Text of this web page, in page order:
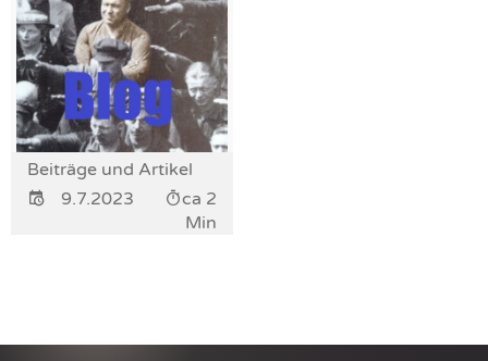
Beiträge und Artikel
9.7.2023
ca 2
Min